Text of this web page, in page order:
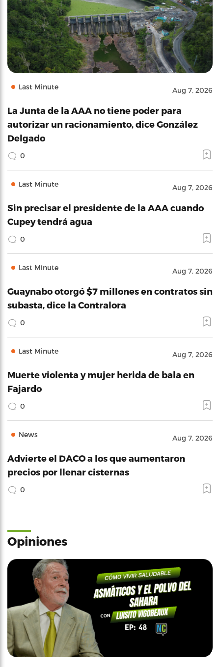
Last Minute Aug 7, 2026
La Junta de la AAA no tiene poder para
autorizar un racionamiento, dice González
Delgado
0
Last Minute Aug 7, 2026
Sin precisar el presidente de la AAA cuando
Cupey tendrá agua
0
Last Minute Aug 7, 2026
Guaynabo otorgó $7 millones en contratos sin
subasta, dice la Contralora
0
Last Minute Aug 7, 2026
Muerte violenta y mujer herida de bala en
Fajardo
0
News Aug 7, 2026
Advierte el DACO a los que aumentaron
precios por llenar cisternas
0
Opiniones